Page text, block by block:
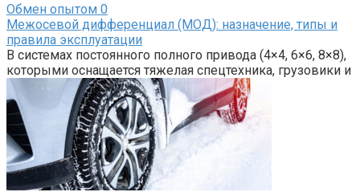
Обмен опытом 0
Межосевой дифференциал (МОД): назначение, типы и
правила эксплуатации
В системах постоянного полного привода (4×4, 6×6, 8×8),
которыми оснащается тяжелая спецтехника, грузовики и